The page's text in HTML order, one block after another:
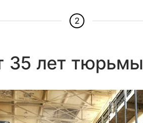
2
35 лет тюрьмы